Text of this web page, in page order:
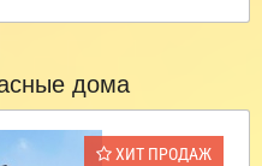
дома
ХИТ ПРОДАЖ